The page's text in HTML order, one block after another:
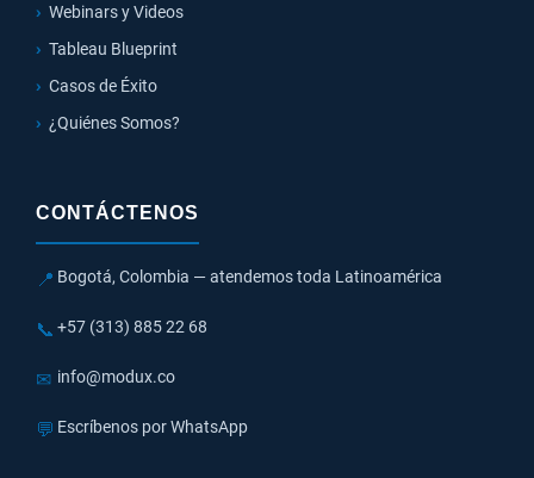
Webinars y Videos
Tableau Blueprint
Casos de Éxito
¿Quiénes Somos?
CONTÁCTENOS
📍 Bogotá, Colombia — atendemos toda Latinoamérica
📞 +57 (313) 885 22 68
✉ info@modux.co
💬 Escríbenos por WhatsApp